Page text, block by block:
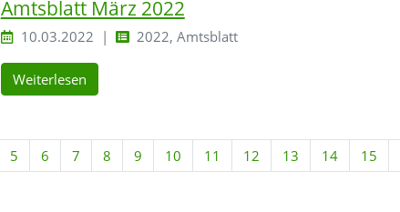
Amtsblatt März 2022
10.03.2022 2022, Amtsblatt
Weiterlesen
5 6 7 8 9 10 11 12 13 14 15